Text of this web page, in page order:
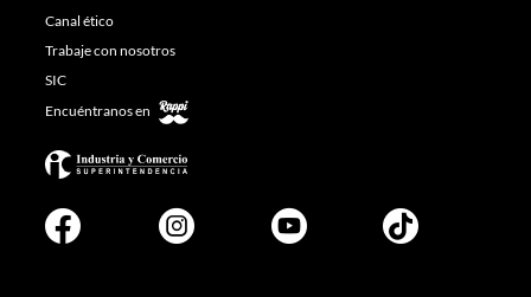
Canal ético
Trabaje con nosotros
SIC
Encuéntranos en